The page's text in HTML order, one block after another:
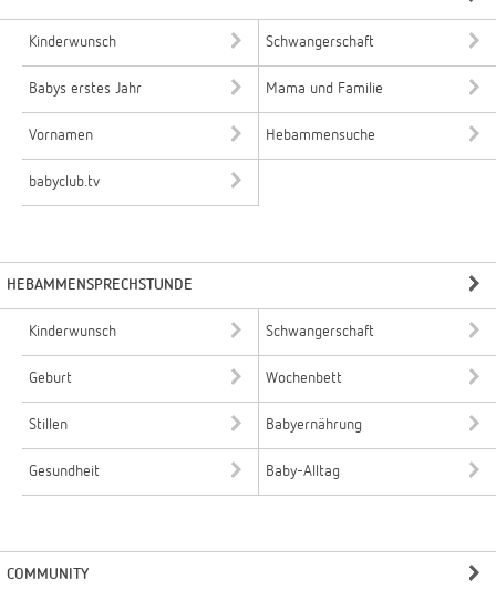
Kinderwunsch Schwangerschaft
Babys erstes Jahr Mama und Familie
Vornamen Hebammensuche
babyclub.tv
HEBAMMENSPRECHSTUNDE
Kinderwunsch Schwangerschaft
Geburt Wochenbett
Stillen Babyernährung
Gesundheit Baby-Alltag
COMMUNITY